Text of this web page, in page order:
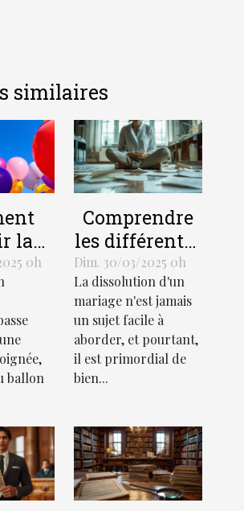
similaires
la
le0h
ballon
Comprendre
les différentes
procédures de
divorce et
leurs impacts
Dim. 30/03/2025 0h
La dissolution d'un
mariage n'est jamais
un sujet facile à
aborder, et pourtant,
il est primordial de
bien...